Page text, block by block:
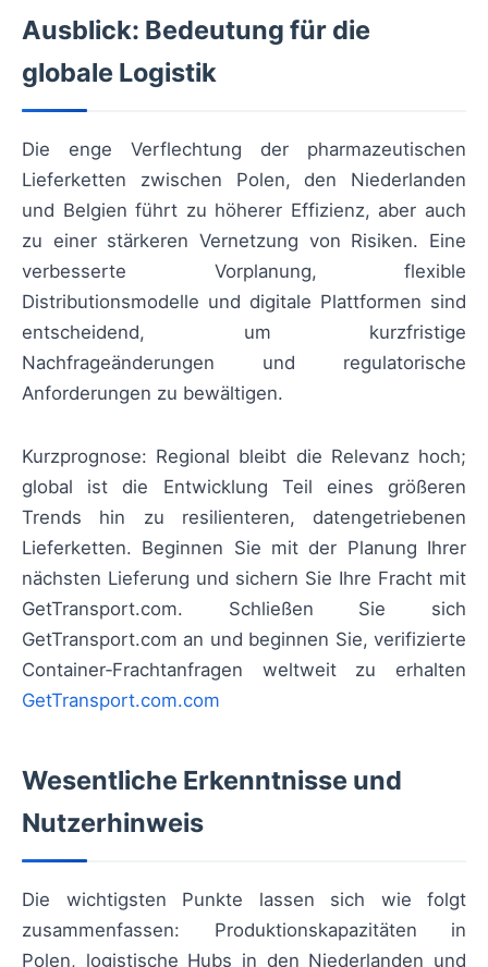
Ausblick: Bedeutung für die
globale Logistik
Die enge Verflechtung der pharmazeutischen
Lieferketten zwischen Polen, den Niederlanden
und Belgien führt zu höherer Effizienz, aber auch
zu einer stärkeren Vernetzung von Risiken. Eine
verbesserte Vorplanung, flexible
Distributionsmodelle und digitale Plattformen sind
entscheidend, um kurzfristige
Nachfrageänderungen und regulatorische
Anforderungen zu bewältigen.
Kurzprognose: Regional bleibt die Relevanz hoch;
global ist die Entwicklung Teil eines größeren
Trends hin zu resilienteren, datengetriebenen
Lieferketten. Beginnen Sie mit der Planung Ihrer
nächsten Lieferung und sichern Sie Ihre Fracht mit
GetTransport.com. Schließen Sie sich
GetTransport.com an und beginnen Sie, verifizierte
Container‑Frachtanfragen weltweit zu erhalten
GetTransport.com.com
Wesentliche Erkenntnisse und
Nutzerhinweis
Die wichtigsten Punkte lassen sich wie folgt
zusammenfassen: Produktionskapazitäten in
Polen, logistische Hubs in den Niederlanden und